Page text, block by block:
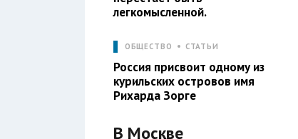
легкомысленной.
ОБЩЕСТВО СТАТЬИ
Россия присвоит одному из
курильских островов имя
Рихарда Зорге
В Москве